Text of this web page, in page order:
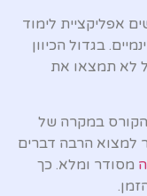
אפליקציית לימוד
בגדול הכיוון
לא תמצאו את
הקורס במקרה של
למצוא הרבה דברים
מסודר ומלא. כך